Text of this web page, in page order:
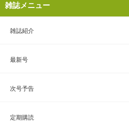
雑誌メニュー
雑誌紹介
最新号
次号予告
定期購読